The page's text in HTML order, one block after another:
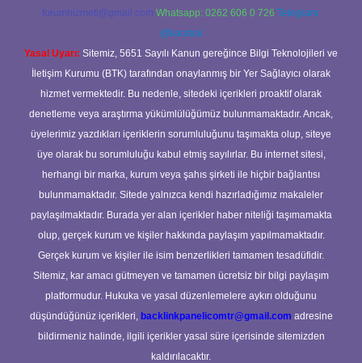
forumhizmeti@gmail.com Whatsapp: 0262 606 0 726 Telegram:
@karabul
Yasal Uyarı: Sitemiz, 5651 Sayılı Kanun gereğince Bilgi Teknolojileri ve
İletişim Kurumu (BTK) tarafından onaylanmış bir Yer Sağlayıcı olarak
hizmet vermektedir. Bu nedenle, sitedeki içerikleri proaktif olarak
denetleme veya araştırma yükümlülüğümüz bulunmamaktadır. Ancak,
üyelerimiz yazdıkları içeriklerin sorumluluğunu taşımakta olup, siteye
üye olarak bu sorumluluğu kabul etmiş sayılırlar. Bu internet sitesi,
herhangi bir marka, kurum veya şahıs şirketi ile hiçbir bağlantısı
bulunmamaktadır. Sitede yalnızca kendi hazırladığımız makaleler
paylaşılmaktadır. Burada yer alan içerikler haber niteliği taşımamakta
olup, gerçek kurum ve kişiler hakkında paylaşım yapılmamaktadır.
Gerçek kurum ve kişiler ile isim benzerlikleri tamamen tesadüfidir.
Sitemiz, kar amacı gütmeyen ve tamamen ücretsiz bir bilgi paylaşım
platformudur. Hukuka ve yasal düzenlemelere aykırı olduğunu
düşündüğünüz içerikleri, backlinkpanelicomtr@gmail.com adresine
bildirmeniz halinde, ilgili içerikler yasal süre içerisinde sitemizden
kaldırılacaktır.